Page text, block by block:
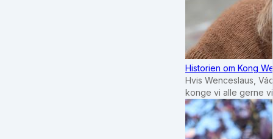
Historien om Kong
Hvis Wenceslaus,
konge vi alle gerne